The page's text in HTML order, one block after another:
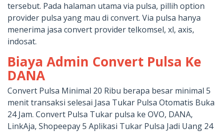
tersebut. Pada halaman utama via pulsa, pillih option
provider pulsa yang mau di convert. Via pulsa hanya
menerima jasa convert provider telkomsel, xl, axis,
indosat.
Biaya Admin Convert Pulsa Ke
DANA
Convert Pulsa Minimal 20 Ribu berapa besar minimal 5
menit transaksi selesai Jasa Tukar Pulsa Otomatis Buka
24 Jam. Convert Pulsa Tukar pulsa ke OVO, DANA,
LinkAja, Shopeepay 5 Aplikasi Tukar Pulsa Jadi Uang 24